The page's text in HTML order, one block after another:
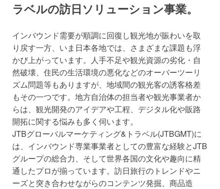
ラベルの訪日ソリューション事業。
インバウンド需要が順調に回復し観光地が賑わいを取
り戻す一方、いま日本各地では、さまざまな課題も浮
かび上がっています。人手不足や観光資源の劣化・自
然破壊、住民の生活環境の悪化などのオーバーツーリ
ズム問題等もありますが、地域間の観光客の誘客格差
もその一つです。地方自治体の担当者や観光事業者か
らは、観光開発のアイデアや工程、デジタル化や販路
開拓に関する悩みも多く伺います。
JTBグローバルマーケティング&トラベル(JTBGMT)に
は、インバウンド専業事業者としての豊富な経験とJTB
グループの総合力、そして世界各国の文化や趣向に精
通したプロが揃っています。訪日旅行のトレンドやニ
ーズと突き合わせながらのコンテンツ発掘、商品造